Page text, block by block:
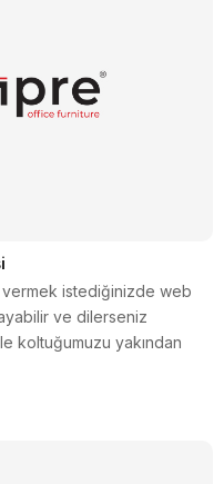
vermek istediğinizde web
ve dilerseniz
koltuğumuzu yakından